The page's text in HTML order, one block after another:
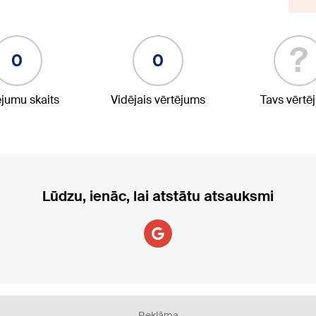
0
skaits
0
Vidējais vērtējums
?
Tavs
Lūdzu, ienāc, lai atstātu atsauksmi